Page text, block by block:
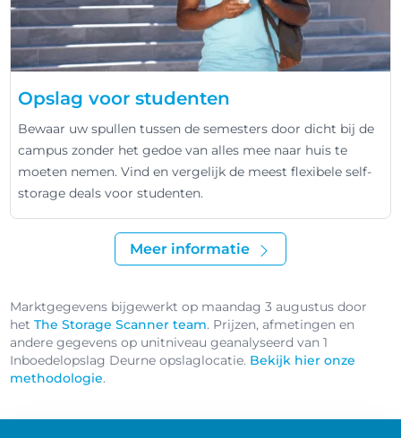
Opslag voor studenten
Bewaar uw spullen tussen de semesters door dicht bij de
campus zonder het gedoe van alles mee naar huis te
moeten nemen. Vind en vergelijk de meest flexibele self-
storage deals voor studenten.
Meer informatie
Marktgegevens bijgewerkt op maandag 3 augustus door
hetThe Storage Scanner team. Prijzen, afmetingen en
andere gegevens op unitniveau geanalyseerd van 1
Inboedelopslag Deurne opslaglocatie. Bekijk hier onze
methodologie.